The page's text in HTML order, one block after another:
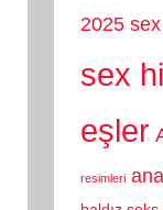
2025
sex
eşler
resimleri